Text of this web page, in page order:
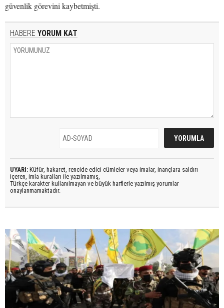
güvenlik görevini kaybetmişti.
HABERE YORUM KAT
UYARI: Küfür, hakaret, rencide edici cümleler veya imalar, inançlara saldırı
içeren, imla kuralları ile yazılmamış,
Türkçe karakter kullanılmayan ve büyük harflerle yazılmış yorumlar
onaylanmamaktadır.